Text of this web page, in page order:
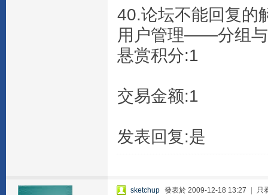
40.论坛不能回复的
用户管理——分组
悬赏积分:1
交易金额:1
发表回复:是
sketchup 發表於 2009-12-18 13:27 只